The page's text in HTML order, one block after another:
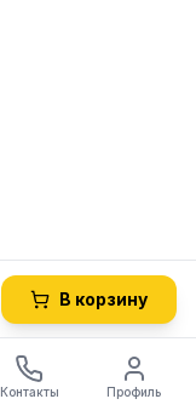
В корзину
Контакты Профиль